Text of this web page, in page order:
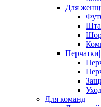
Для
Для команд